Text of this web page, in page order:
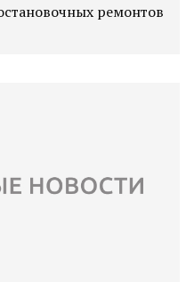
ремонтов